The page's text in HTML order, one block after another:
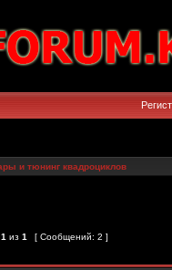
и тюнинг квадроциклов
1 из 1
[ Сообщений: 2 ]